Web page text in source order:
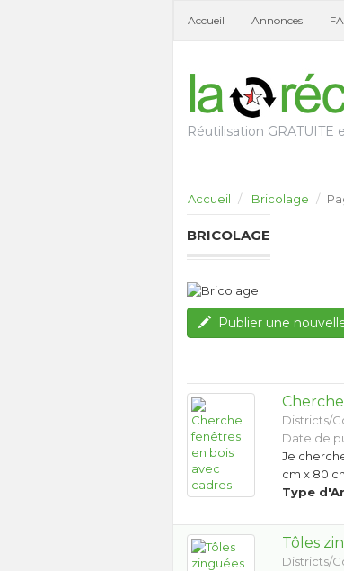
Accueil Annonces
Réutilisation GRATUITE
Accueil Bricolage
BRICOLAGE
Publier une
Districts/
Date de
Je
cm x 80
Type
Tôles
Districts/